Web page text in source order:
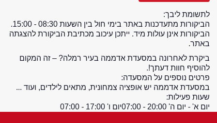
לתשומת ליבך:
הביקורות מתעדכנות באתר בימי חול בין השעות 08:30 - 15:00.
הביקורות אינן עולות מיד. ייתכן עיכוב מכתיבת הביקורת להצגתה
באתר.
ביקרת לאחרונה במסעדת אדממה בעיר רמלה? – זה המקום
להוסיף חוות דעתך!.
פרטים נוספים על המסעדה:
במסעדת אדממה יש אופציה צמחונית, מתאים לילדים, ועוד ...
שעות פעילות:
יום א' - יום ה' 20:00 - 07:00
יום ו' 17:00 - 07:00